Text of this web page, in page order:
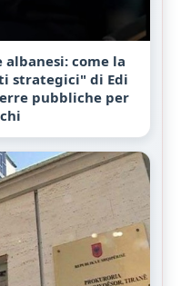
come la
strategici" di Edi
pubbliche per